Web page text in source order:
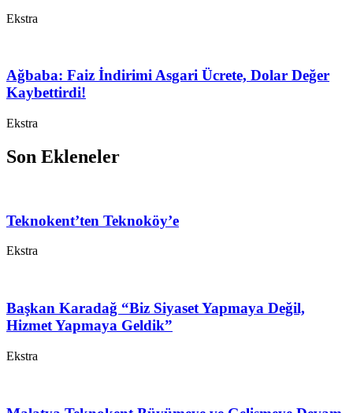
Ekstra
Ağbaba: Faiz İndirimi Asgari Ücrete, Dolar Değer
Kaybettirdi!
Ekstra
Son Ekleneler
Teknokent’ten Teknoköy’e
Ekstra
Başkan Karadağ “Biz Siyaset Yapmaya Değil,
Hizmet Yapmaya Geldik”
Ekstra